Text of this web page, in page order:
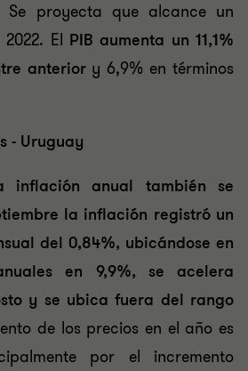
Se proyecta que alcance un
El PIB aumenta un 11,1%
anterior y 6,9% en términos
- Uruguay
inflación anual también se
la inflación registró un
del 0,84%, ubicándose en
en 9,9%, se acelera
y se ubica fuera del rango
de los precios en el año es
por el incremento